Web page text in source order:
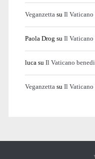
Veganzetta su Il Vaticano
Paola Drog su Il Vaticano
luca su Il Vaticano
Veganzetta su Il Vaticano